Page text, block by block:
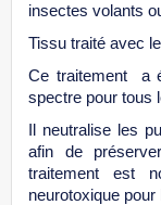
insectes volants
Tissu traité avec
Ce traitement
a
spectre pour tous
Il neutralise les
afin de
traitement est
neurotoxique pour